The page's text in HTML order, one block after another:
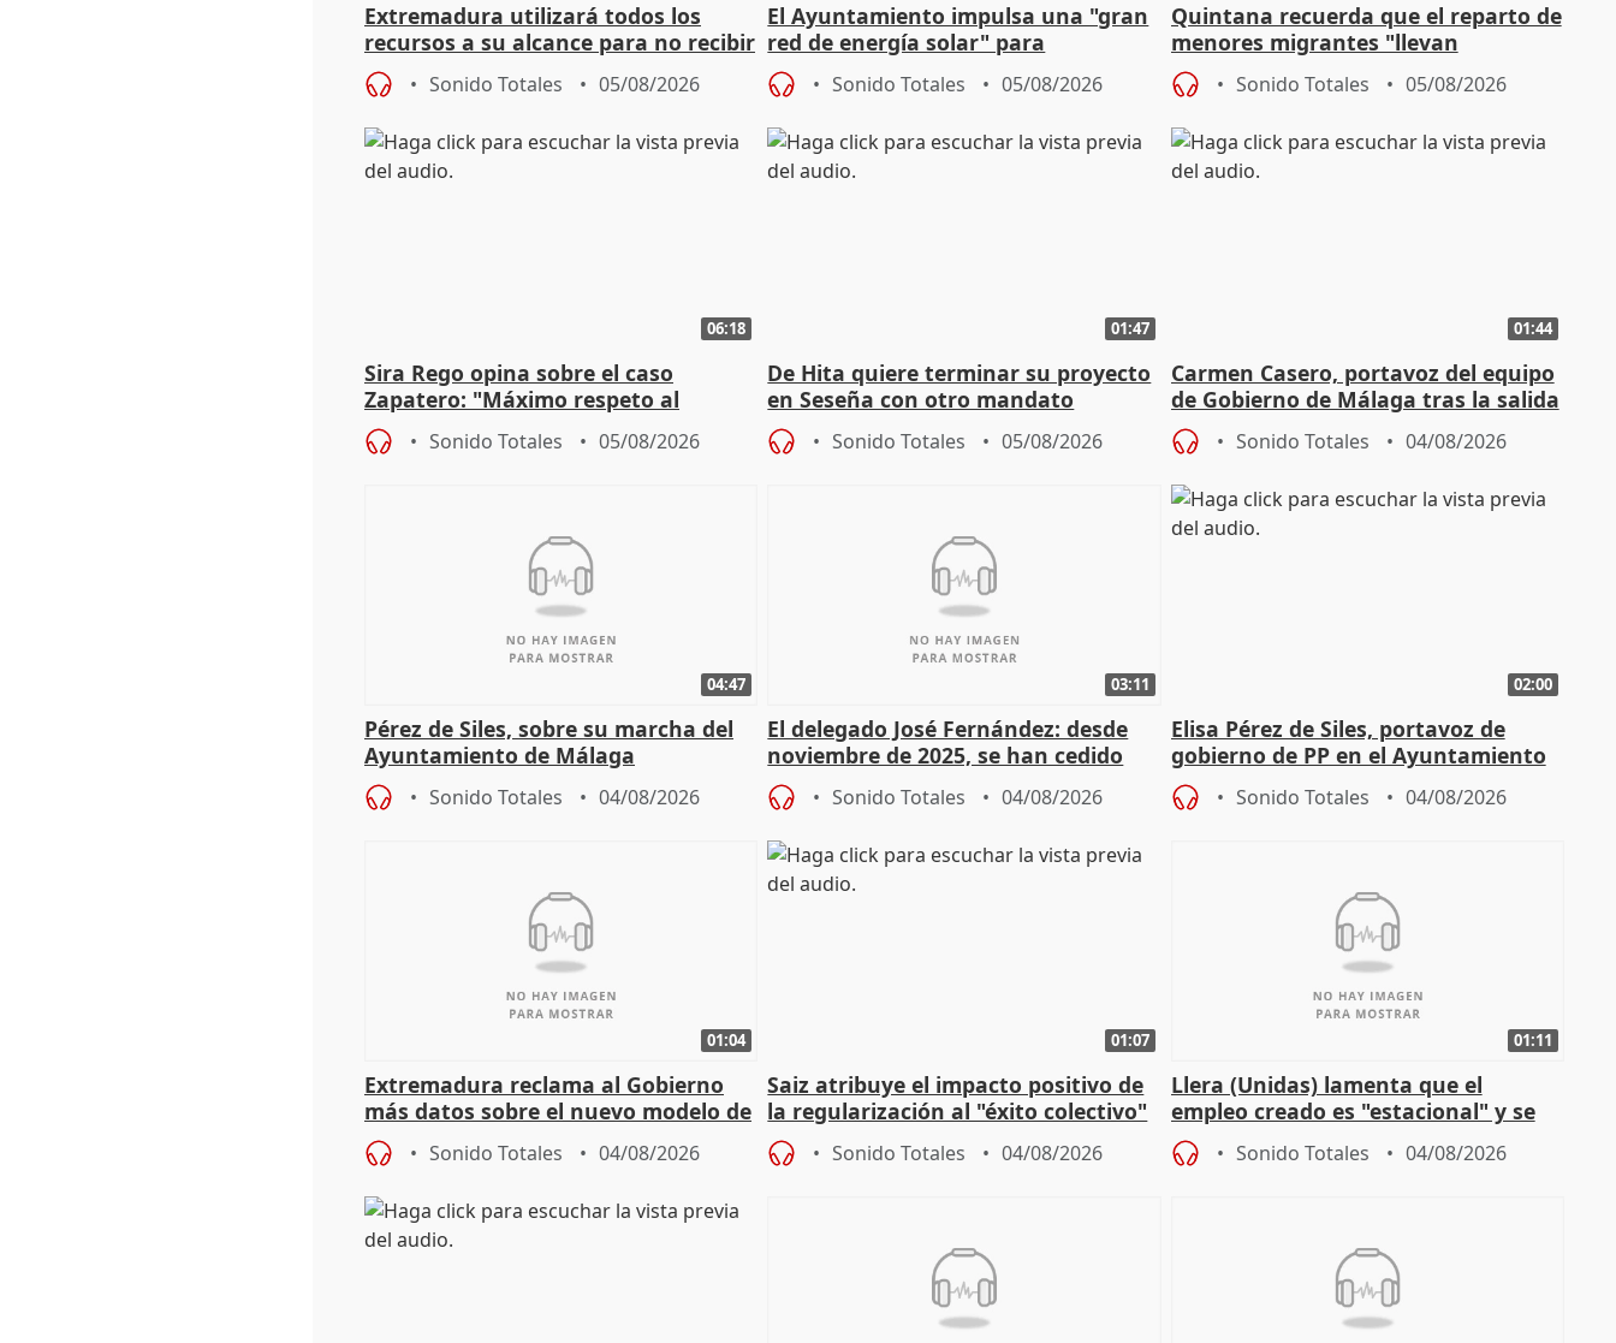
Extremadura utilizará todos los
recursos a su alcance para no recibir
más menores migrantes
Sonido Totales 05/08/2026
El Ayuntamiento impulsa una "gran
red de energía solar" para
autoconsumo
Sonido Totales 05/08/2026
Quintana recuerda que el reparto de
menores migrantes "llevan
aportación del Gobierno" central
Sonido Totales 05/08/2026
06:18
Sira Rego opina sobre el caso
Zapatero: "Máximo respeto al
proceso judicial"
Sonido Totales 05/08/2026
01:47
De Hita quiere terminar su proyecto
en Seseña con otro mandato
Sonido Totales 05/08/2026
01:44
Carmen Casero, portavoz del equipo
de Gobierno de Málaga tras la salida
de Pérez de Siles
Sonido Totales 04/08/2026
04:47
Pérez de Siles, sobre su marcha del
Ayuntamiento de Málaga
Sonido Totales 04/08/2026
03:11
El delegado José Fernández: desde
noviembre de 2025, se han cedido
9.810 ayudas por nacimiento
Sonido Totales 04/08/2026
02:00
Elisa Pérez de Siles, portavoz de
gobierno de PP en el Ayuntamiento
de Málaga, deja la política
Sonido Totales 04/08/2026
01:04
Extremadura reclama al Gobierno
más datos sobre el nuevo modelo de
financiación
Sonido Totales 04/08/2026
01:07
Saiz atribuye el impacto positivo de
la regularización al "éxito colectivo"
del Gobierno
Sonido Totales 04/08/2026
01:11
Llera (Unidas) lamenta que el
empleo creado es "estacional" y se
"esfumará" al acabar el verano
Sonido Totales 04/08/2026